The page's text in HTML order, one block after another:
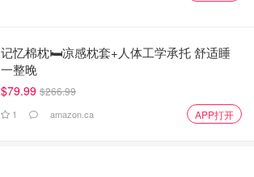
记忆棉枕🛏️凉感枕套+人体工学承托 舒适睡
一整晚
$79.99 $266.99
1 amazon.ca APP打开